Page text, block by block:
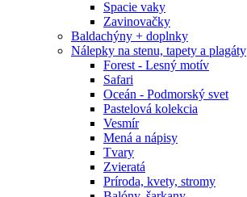
Spacie vaky
Zavinovačky
Baldachýny + doplnky
Nálepky na stenu, tapety a plagáty
Forest - Lesný motív
Safari
Oceán - Podmorský svet
Pastelová kolekcia
Vesmír
Mená a nápisy
Tvary
Zvieratá
Príroda, kvety, stromy